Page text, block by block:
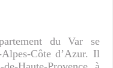
du Var se
Côte d’Azur. Il